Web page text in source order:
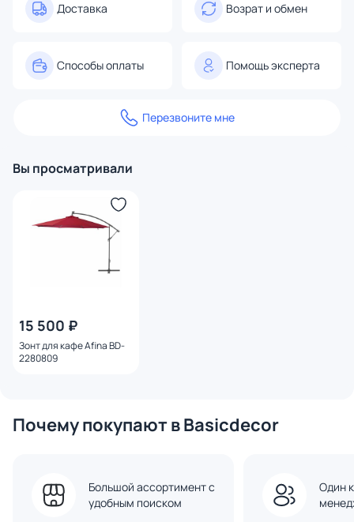
Доставка Возрат и обмен
Способы оплаты Помощь эксперта
Перезвоните мне
Вы просматривали
15 500 ₽
Зонт для кафе Afina BD-
2280809
Почему покупают в Basicdecor
Большой ассортимент с
удобным поиском
Один